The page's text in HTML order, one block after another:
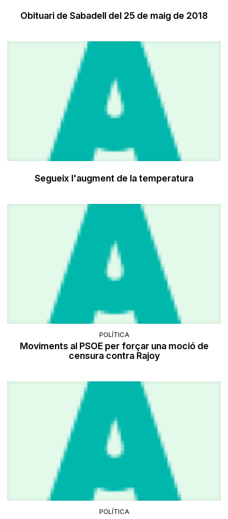
Obituari de Sabadell del 25 de maig de 2018
Segueix l'augment de la temperatura
POLÍTICA
Moviments al PSOE per forçar una moció de
censura contra Rajoy
POLÍTICA